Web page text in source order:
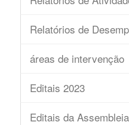
Relatórios de
áreas de intervenção
Editais 2023
Editais da